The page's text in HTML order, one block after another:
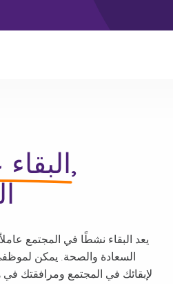
البقاء على اتصال,
يعد البقاء نشطًا في المجتمع
السعادة والصحة. يمكن
لإبقائك في المجتمع ومرافقتك